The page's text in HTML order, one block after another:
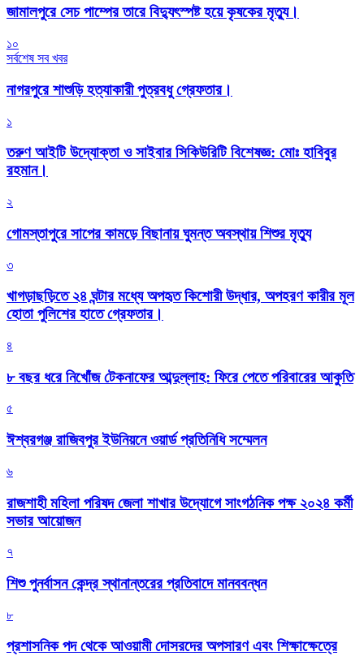
জামালপুরে সেচ পাম্পের তারে বিদ্যুৎস্পষ্ট হয়ে কৃষকের মৃত্যু।
১০
সর্বশেষ সব খবর
নাগরপুরে শাশুড়ি হত্যাকারী পুত্রবধু গ্রেফতার।
১
তরুণ আইটি উদ্যোক্তা ও সাইবার সিকিউরিটি বিশেষজ্ঞ: মোঃ হাবিবুর
রহমান।
২
গোমস্তাপুরে সাপের কামড়ে বিছানায় ঘুমন্ত অবস্থায় শিশুর মৃত্যু
৩
খাগড়াছড়িতে ২৪ ঘন্টার মধ্যে অপহৃত কিশোরী উদ্ধার, অপহরণ কারীর মূল
হোতা পুলিশের হাতে গ্রেফতার।
৪
৮ বছর ধরে নিখোঁজ টেকনাফের আব্দুল্লাহ: ফিরে পেতে পরিবারের আকুতি
৫
ঈশ্বরগঞ্জ রাজিবপুর ইউনিয়নে ওয়ার্ড প্রতিনিধি সম্মেলন
৬
রাজশাহী মহিলা পরিষদ জেলা শাখার উদ্যোগে সাংগঠনিক পক্ষ ২০২৪ কর্মী
সভার আয়োজন
৭
শিশু পুনর্বাসন কেন্দ্র স্থানান্তরের প্রতিবাদে মানববন্ধন
৮
প্রশাসনিক পদ থেকে আওয়ামী দোসরদের অপসারণ এবং শিক্ষাক্ষেত্রে